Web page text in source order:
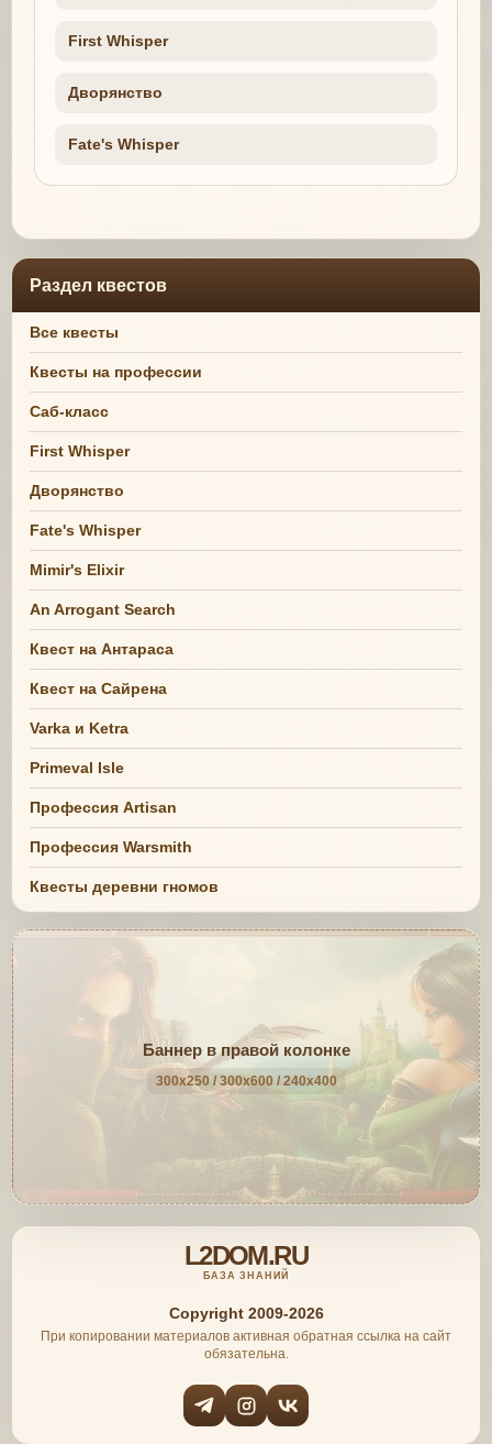
First Whisper
Дворянство
Fate's Whisper
Раздел квестов
Все квесты
Квесты на профессии
Саб-класс
First Whisper
Дворянство
Fate's Whisper
Mimir's Elixir
An Arrogant Search
Квест на Антараса
Квест на Сайрена
Varka и Ketra
Primeval Isle
Профессия Artisan
Профессия Warsmith
Квесты деревни гномов
Баннер в правой колонке
300x250 / 300x600 / 240x400
L2DOM.RU
БАЗА ЗНАНИЙ
Copyright 2009-2026
При копировании материалов активная обратная ссылка на сайт
обязательна.